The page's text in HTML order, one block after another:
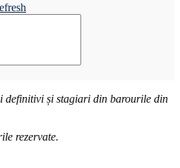
definitivi și stagiari din barourile din
rezervate.